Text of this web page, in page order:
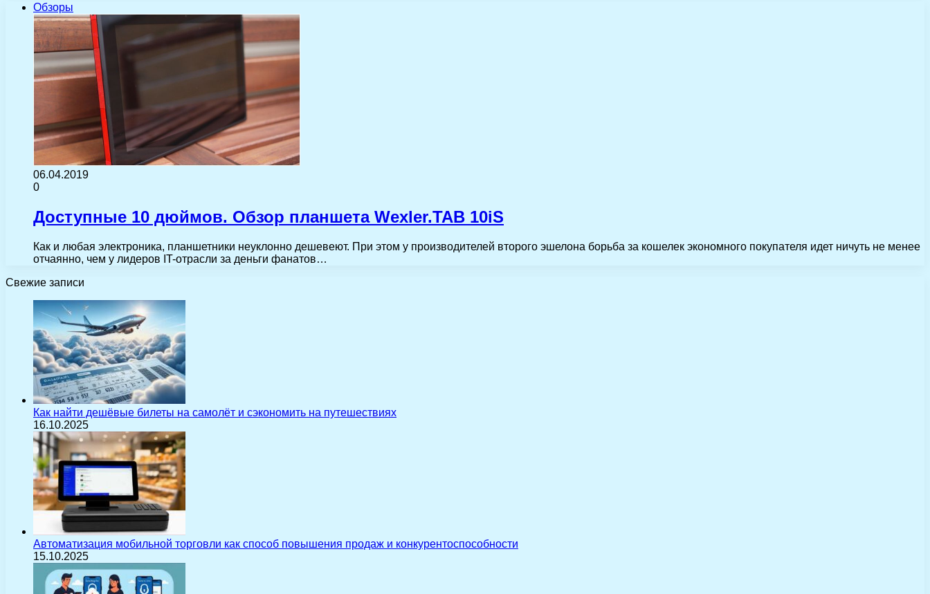
Обзоры
06.04.2019
0
Доступные 10 дюймов. Обзор планшета Wexler.TAB 10iS
Как и любая электроника, планшетники неуклонно дешевеют. При этом у производителей второго эшелона борьба за кошелек экономного покупателя идет ничуть не менее
отчаянно, чем у лидеров IT-отрасли за деньги фанатов…
Свежие записи
Как найти дешёвые билеты на самолёт и сэкономить на путешествиях
16.10.2025
Автоматизация мобильной торговли как способ повышения продаж и конкурентоспособности
15.10.2025